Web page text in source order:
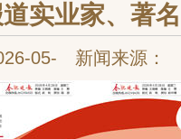
道实业家、著
05- 新闻来源：